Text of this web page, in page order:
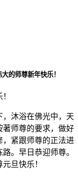
的师尊新年快乐！
沐浴在佛光中，天
著师尊的要求，做好
，紧跟师尊的正法进
。早日恭迎师尊。
旦快乐！